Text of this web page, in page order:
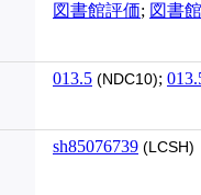
図書館評価; 図書
013.5 (NDC10);
sh85076739 (LCSH)